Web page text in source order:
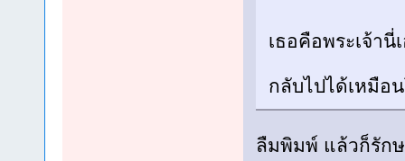
เธอคือพระเจ้า
กลับไปได้เหมือ
ลืมพิมพ์ แล้วก็รัก